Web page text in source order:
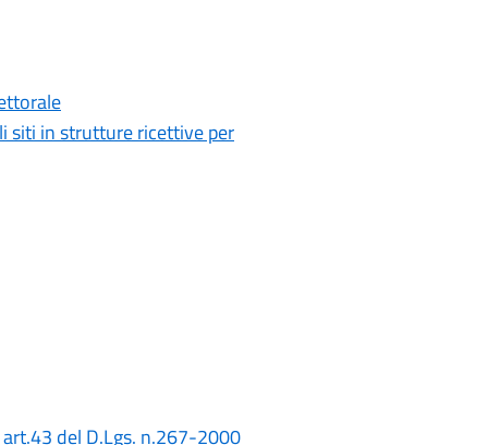
siti in strutture ricettive per
del D.Lgs. n.267-2000